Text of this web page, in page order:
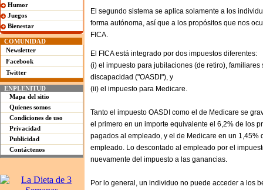
Humor
Juegos
Bienestar
COMUNIDAD
Newsletter
Facebook
Twitter
ENPLENITUD
Mapa del sitio
Quienes somos
Condiciones de uso
Privacidad
Publicidad
Contáctenos
El segundo sistema se aplica solamente a los
forma autónoma, así que a los propósitos que nos
FICA.
El FICA está integrado por dos impuestos diferentes:
(i) el impuesto para jubilaciones (de retiro),
discapacidad ("OASDI"), y
(ii) el impuesto para Medicare.
Tanto el impuesto OASDI como el de Medicare se
el primero en un importe equivalente el 6,2% de los
pagados al empleado, y el de Medicare en un 1,45%
empleado. Lo descontado al empleado por el
nuevamente del impuesto a las ganancias.
Por lo general, un individuo no puede acceder a los